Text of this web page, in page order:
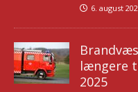
6. august
længere
2025